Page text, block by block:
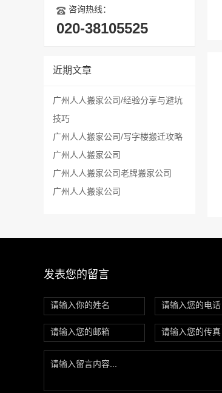
咨询热线：
020-38105525
近期文章
广州人人搬家公司/经验分享与避坑
技巧
广州人人搬家公司/写字楼搬迁攻略
广州人人搬家公司
广州人人搬家公司老牌搬家公司
​广州人人搬家公司
发表您的留言